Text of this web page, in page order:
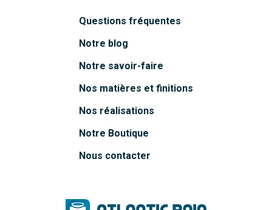
Questions fréquentes
Notre blog
Notre savoir-faire
Nos matières et finitions
Nos réalisations
Notre Boutique
Nous contacter